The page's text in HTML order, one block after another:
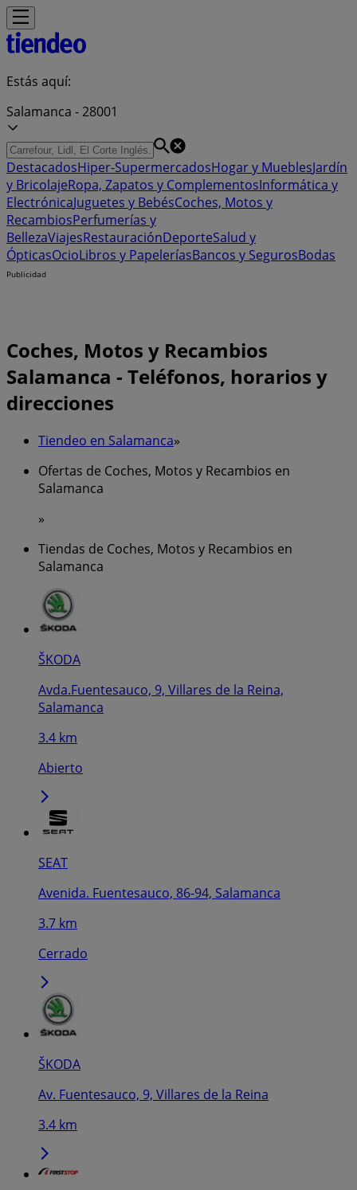
Estás aquí:
Salamanca - 28001
DestacadosHiper-SupermercadosHogar y MueblesJardín
y BricolajeRopa, Zapatos y ComplementosInformática y
ElectrónicaJuguetes y BebésCoches, Motos y
RecambiosPerfumerías y
BellezaViajesRestauraciónDeporteSalud y
ÓpticasOcioLibros y PapeleríasBancos y SegurosBodas
Publicidad
Coches, Motos y Recambios
Salamanca - Teléfonos, horarios y
direcciones
Tiendeo en Salamanca»
Ofertas de Coches, Motos y Recambios en
Salamanca
»
Tiendas de Coches, Motos y Recambios en
Salamanca
ŠKODA
Avda.Fuentesauco, 9, Villares de la Reina,
Salamanca
3.4 km
Abierto
SEAT
Avenida. Fuentesauco, 86-94, Salamanca
3.7 km
Cerrado
ŠKODA
Av. Fuentesauco, 9, Villares de la Reina
3.4 km